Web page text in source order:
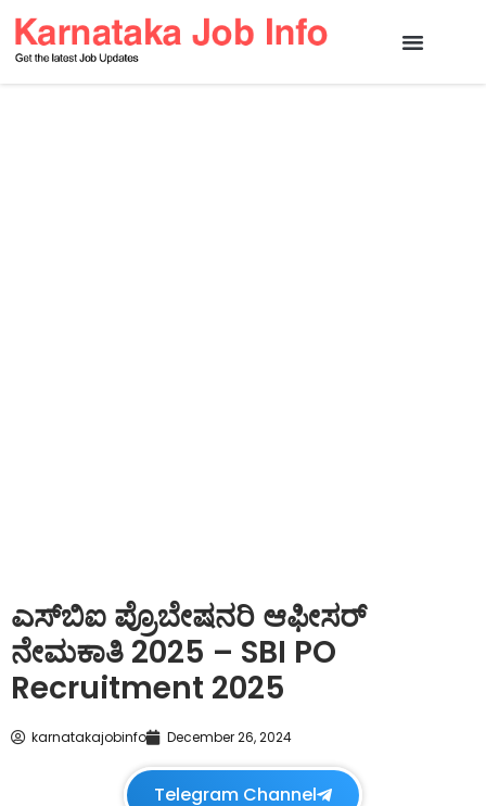
ಎಸ್‌ಬಿಐ ಪ್ರೊಬೇಷನರಿ ಆಫೀಸರ್
ನೇಮಕಾತಿ 2025 – SBI PO
Recruitment 2025
karnatakajobinfo December 26, 2024
Telegram Channel